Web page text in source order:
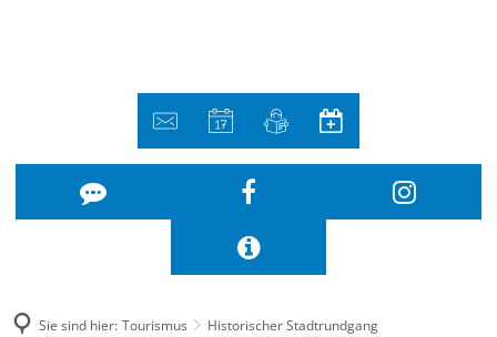
Sie sind hier: Tourismus Historischer Stadtrundgang